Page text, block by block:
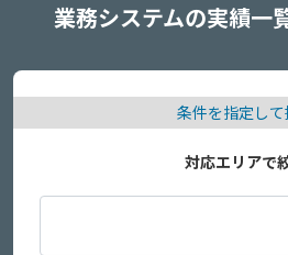
業務システムの実績一
条件を指定して
対応エリアで